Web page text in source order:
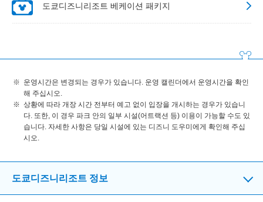
도쿄디즈니리조트 베케이션 패키지
운영시간은 변경되는 경우가 있습니다. 운영 캘린더에서 운영시간을 확인
해 주십시오.
상황에 따라 개장 시간 전부터 예고 없이 입장을 개시하는 경우가 있습니
다. 또한, 이 경우 파크 안의 일부 시설(어트랙션 등) 이용이 가능할 수도 있
습니다. 자세한 사항은 당일 시설에 있는 디즈니 도우미에게 확인해 주십
시오.
도쿄디즈니리조트 정보